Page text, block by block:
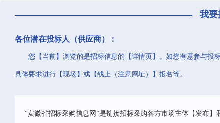
我要
各位潜在投标人（供应商）：
您【当前】浏览的是招标信息的【详情页】。如您有意参与投
具体要求进行【现场】或【线上（注意网址）】报名等。
“安徽省招标采购信息网”是链接招标采购各方市场主体【发布